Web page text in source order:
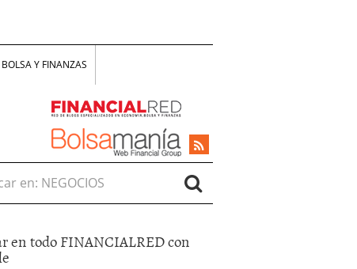
BOLSA Y FINANZAS
en:
en todo FINANCIALRED con